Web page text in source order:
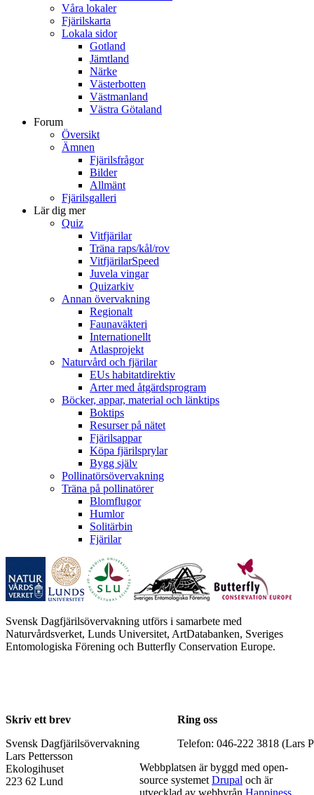
Våra lokaler
Fjärilskarta
Lokala sidor
Gotland
Jämtland
Närke
Västerbotten
Västmanland
Västra Götaland
Forum
Översikt
Ämnen
Fjärilsfrågor
Bilder
Allmänt
Fjärilsgalleri
Lär dig mer
Quiz
Vitfjärilar
Träna raps/kål/rov
VitfjärilarSpeed
Juvela vingar
Quizarkiv
Annan övervakning
Regionalt
Faunaväkteri
Internationellt
Atlasprojekt
Naturvård och fjärilar
EUs habitatdirektiv
Arter med åtgärdsprogram
Böcker, appar, material och länktips
Boktips
Resurser på nätet
Fjärilsappar
Köpa fjärilsprylar
Bygg själv
Pollinatörsövervakning
Träna på pollinatörer
Blomflugor
Humlor
Solitärbin
Fjärilar
Svensk Dagfjärilsövervakning utförs i samarbete med
Naturvårdsverket, Lunds Universitet, ArtDatabanken, Sveriges
Entomologiska Förening och Butterfly Conservation Europe.
Skriv ett brev
Svensk Dagfjärilsövervakning
Lars Pettersson
Ekologihuset
223 62 Lund
Ring oss
Telefon: 046-222 3818 (Lars
Webbplatsen är byggd med open-
source systemet Drupal och är
utvecklad av webbyrån Happiness